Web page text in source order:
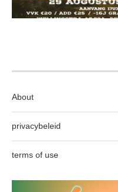
About
privacybeleid
terms of use